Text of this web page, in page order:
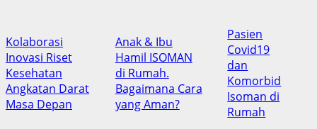
Kolaborasi
Inovasi Riset
Kesehatan
Angkatan Darat
Masa Depan
Anak & Ibu
Hamil ISOMAN
di Rumah.
Bagaimana Cara
yang Aman?
Pasien
Covid19
dan
Komorbid
Isoman di
Rumah